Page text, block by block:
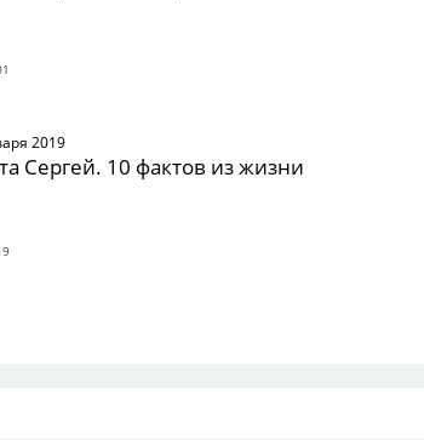
2019
Сергей. 10 фактов из жизни